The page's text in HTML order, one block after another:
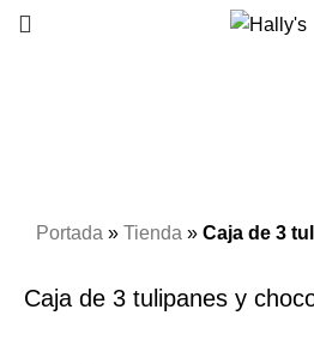
Portada »Tienda »Caja de 3
Caja de 3 tulipanes y